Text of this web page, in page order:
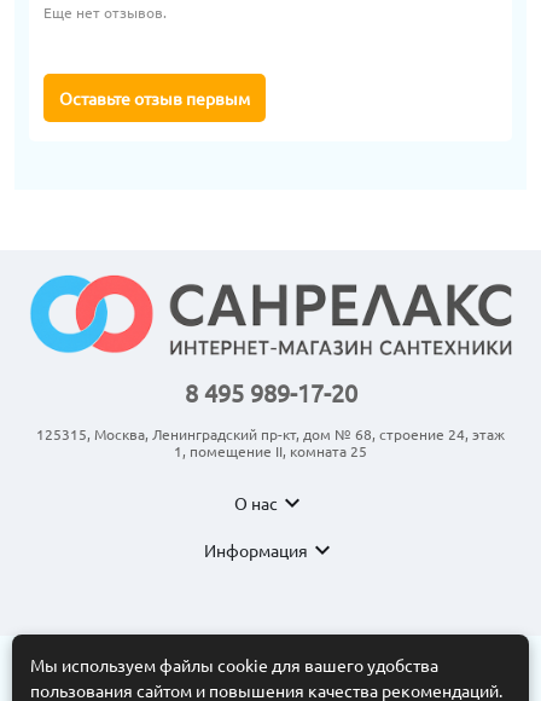
Еще нет отзывов.
Оставьте отзыв первым
8 495 989-17-20
125315, Москва, Ленинградский пр-кт, дом № 68, строение 24, этаж
1, помещение II, комната 25
О нас expand_more
Информация expand_more
© 2011-2026 ООО “АНКОМ”
Мы используем файлы cookie для вашего удобства
пользования сайтом и повышения качества рекомендаций.